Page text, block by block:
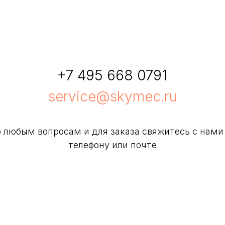
+7 495 668 0791
service@skymec.ru
любым вопросам и для заказа свяжитесь с нами
телефону или почте